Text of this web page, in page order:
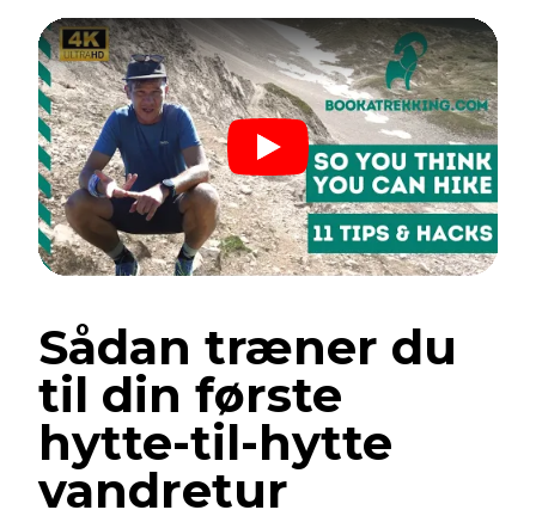
Sådan træner du
til din første
hytte-til-hytte
vandretur